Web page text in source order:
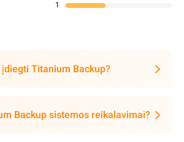
1
Titanium Backup?
Backup sistemos reikalavimai?